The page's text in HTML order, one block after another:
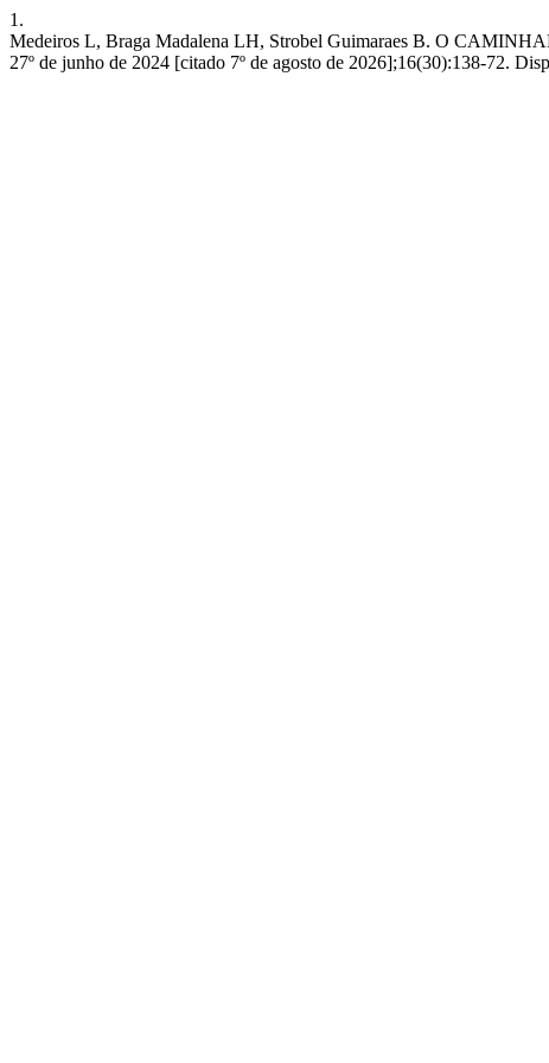
1.
Medeiros L, Braga Madalena LH, Strobel Guimaraes B. O
27º de junho de 2024 [citado 7º de agosto de 2026];16(30):138-72.